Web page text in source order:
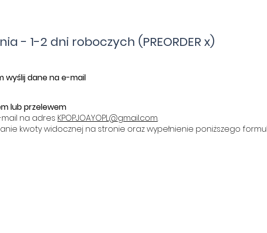
- 1-2 dni roboczych (PREORDER x)
wyślij dane na e-mail
lub przelewem
na adres KPOPJOAYOPL@gmail.com.
kwoty widocznej na stronie oraz wypełnienie poniższego